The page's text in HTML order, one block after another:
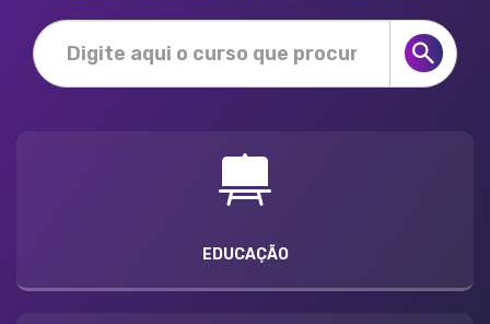
EDUCAÇÃO